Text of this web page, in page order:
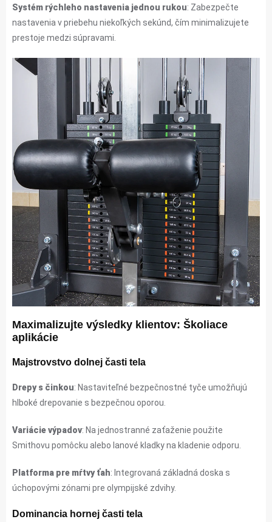
Systém rýchleho nastavenia jednou rukou: Zabezpečte
nastavenia v priebehu niekoľkých sekúnd, čím minimalizujete
prestoje medzi súpravami.
Maximalizujte výsledky klientov: Školiace
aplikácie
Majstrovstvo dolnej časti tela
Drepy s činkou: Nastaviteľné bezpečnostné tyče umožňujú
hlboké drepovanie s bezpečnou oporou.
Variácie výpadov: Na jednostranné zaťaženie použite
Smithovu pomôcku alebo lanové kladky na kladenie odporu.
Platforma pre mŕtvy ťah: Integrovaná základná doska s
úchopovými zónami pre olympijské zdvihy.
Dominancia hornej časti tela